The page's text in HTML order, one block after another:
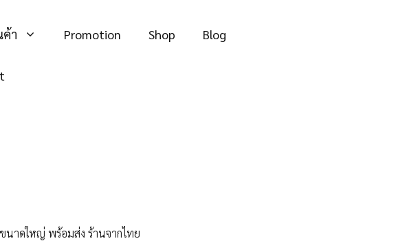
า Promotion Shop Blog
าดใหญ่ พร้อมส่ง ร้านจากไทย